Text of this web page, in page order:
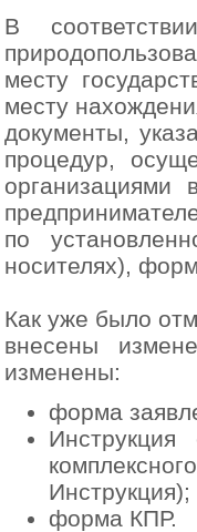
В
месту
месту
документы,
процедур,
организациями
по
носителях),
Как уже было
внесены
изменены:
форма
Инструкция);
форма КПР.